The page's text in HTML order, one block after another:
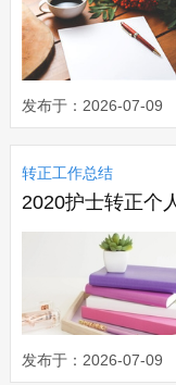
发布于：2026-07-09
转正工作总结
2020护士转正个
发布于：2026-07-09